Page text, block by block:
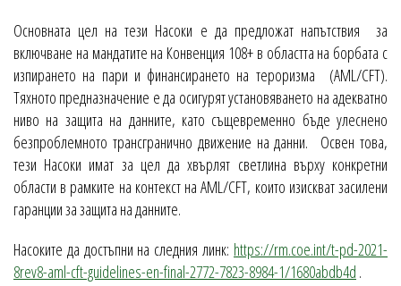
Основната цел на тези Насоки е да предложат напътствия за
включване на мандатите на Конвенция 108+ в областта на борбата с
изпирането на пари и финансирането на тероризма (AML/CFT).
Тяхното предназначение е да осигурят установяването на адекватно
ниво на защита на данните, като същевременно бъде улеснено
безпроблемното трансгранично движение на данни. Освен това,
тези Насоки имат за цел да хвърлят светлина върху конкретни
области в рамките на контекст на AML/CFT, които изискват засилени
гаранции за защита на данните.
Насоките да достъпни на следния линк: https://rm.coe.int/t-pd-2021-
8rev8-aml-cft-guidelines-en-final-2772-7823-8984-1/1680abdb4d .